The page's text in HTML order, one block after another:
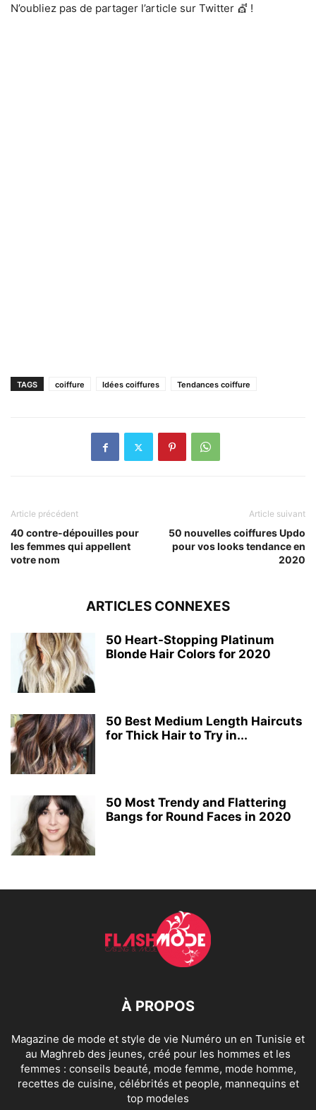
N’oubliez pas de partager l’article sur Twitter 💇 !
TAGS coiffure Idées coiffures Tendances coiffure
Article précédent
40 contre-dépouilles pour
les femmes qui appellent
votre nom
Article suivant
50 nouvelles coiffures Updo
pour vos looks tendance en
2020
ARTICLES CONNEXES
50 Heart-Stopping Platinum
Blonde Hair Colors for 2020
50 Best Medium Length Haircuts
for Thick Hair to Try in...
50 Most Trendy and Flattering
Bangs for Round Faces in 2020
À PROPOS
Magazine de mode et style de vie Numéro un en Tunisie et
au Maghreb des jeunes, créé pour les hommes et les
femmes : conseils beauté, mode femme, mode homme,
recettes de cuisine, célébrités et people, mannequins et
top modeles